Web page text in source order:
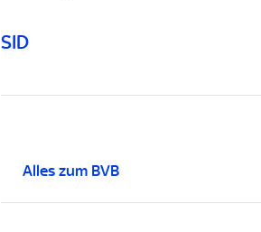
SID
Alles zum BVB